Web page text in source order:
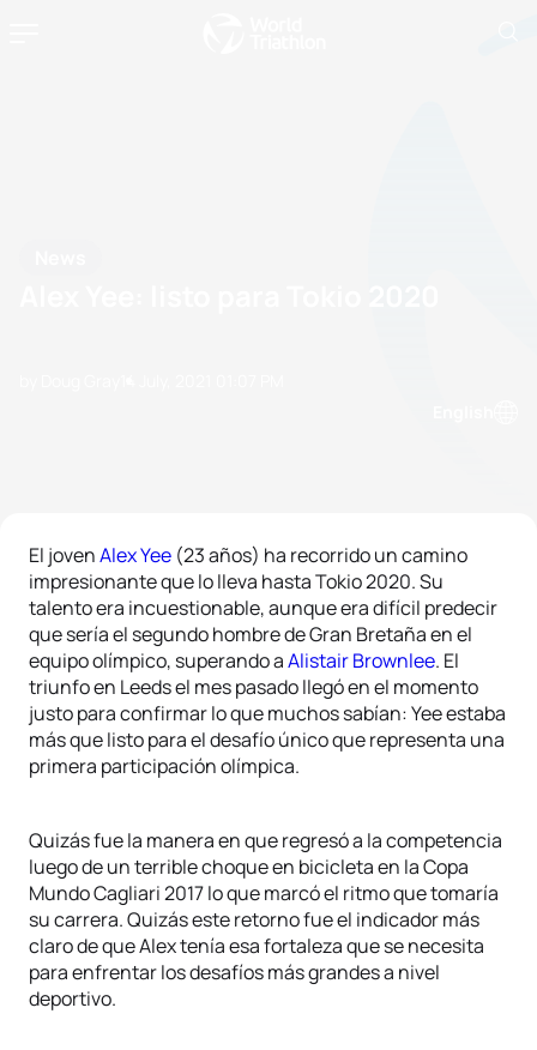
El jovenAlex Yee (23 años) ha recorrido un camino
impresionante que lo lleva hasta Tokio 2020. Su
talento era incuestionable, aunque era difícil predecir
que sería el segundo hombre de Gran Bretaña en el
equipo olímpico, superando aAlistair Brownlee. El
triunfo en Leeds el mes pasado llegó en el momento
justo para confirmar lo que muchos sabían: Yee estaba
más que listo para el desafío único que representa una
primera participación olímpica.
Quizás fue la manera en que regresó a la competencia
luego de un terrible choque en bicicleta en la Copa
Mundo Cagliari 2017 lo que marcó el ritmo que tomaría
su carrera. Quizás este retorno fue el indicador más
claro de que Alex tenía esa fortaleza que se necesita
para enfrentar los desafíos más grandes a nivel
deportivo.